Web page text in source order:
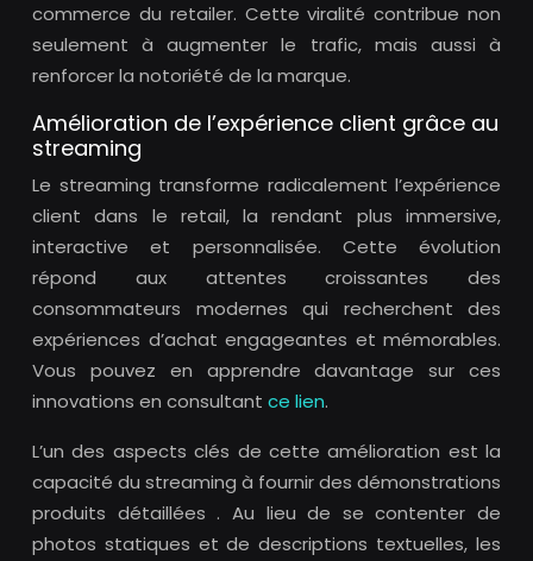
commerce du retailer. Cette viralité contribue non
seulement à augmenter le trafic, mais aussi à
renforcer la notoriété de la marque.
Amélioration de l’expérience client grâce au
streaming
Le streaming transforme radicalement l’expérience
client dans le retail, la rendant plus immersive,
interactive et personnalisée. Cette évolution
répond aux attentes croissantes des
consommateurs modernes qui recherchent des
expériences d’achat engageantes et mémorables.
Vous pouvez en apprendre davantage sur ces
innovations en consultant ce lien.
L’un des aspects clés de cette amélioration est la
capacité du streaming à fournir des démonstrations
produits détaillées . Au lieu de se contenter de
photos statiques et de descriptions textuelles, les